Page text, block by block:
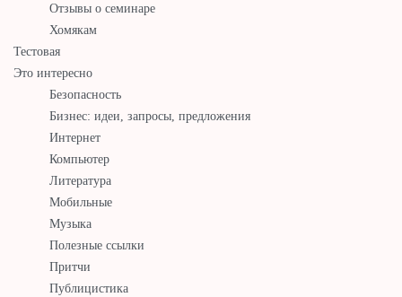
Отзывы о семинаре
Хомякам
Тестовая
Это интересно
Безопасность
Бизнес: идеи, запросы, предложения
Интернет
Компьютер
Литература
Мобильные
Музыка
Полезные ссылки
Притчи
Публицистика